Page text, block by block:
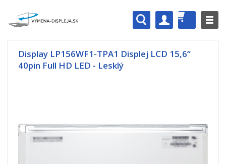
Display LP156WF1-TPA1 Displej LCD 15,6“
40pin Full HD LED - Lesklý